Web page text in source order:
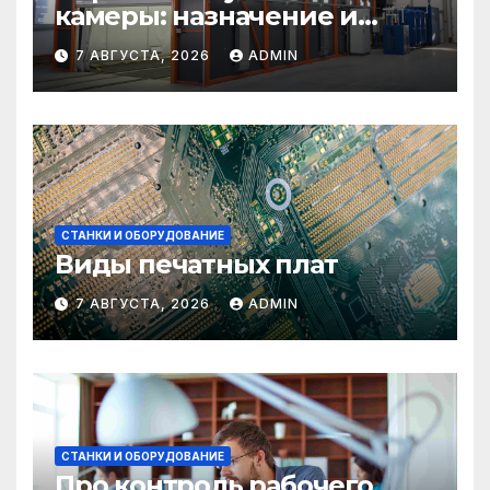
камеры: назначение и
области применения
7 АВГУСТА, 2026 ADMIN
СТАНКИ И ОБОРУДОВАНИЕ
Виды печатных плат
7 АВГУСТА, 2026 ADMIN
СТАНКИ И ОБОРУДОВАНИЕ